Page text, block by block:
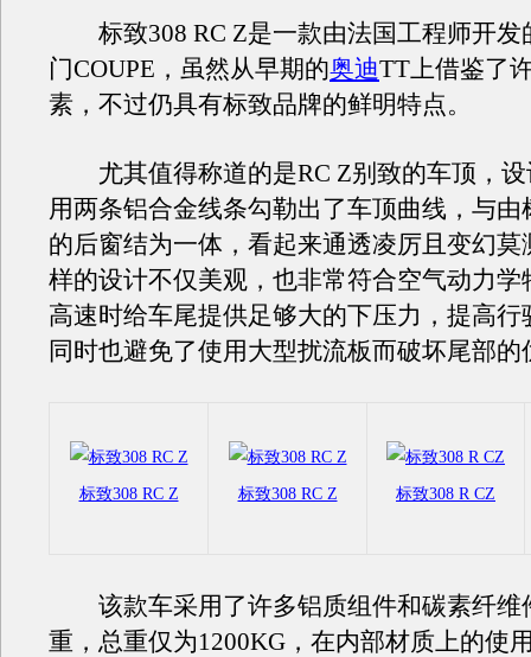
标致308 RC Z是一款由法国工程师开发
门COUPE，虽然从早期的奥迪TT上借鉴了
素，不过仍具有标致品牌的鲜明特点。
尤其值得称道的是RC Z别致的车顶，设
用两条铝合金线条勾勒出了车顶曲线，与由
的后窗结为一体，看起来通透凌厉且变幻莫
样的设计不仅美观，也非常符合空气动力学
高速时给车尾提供足够大的下压力，提高行
同时也避免了使用大型扰流板而破坏尾部的
标致308 RC Z 标致308 RC Z 标致308 R CZ
该款车采用了许多铝质组件和碳素纤维
重，总重仅为1200KG，在内部材质上的使